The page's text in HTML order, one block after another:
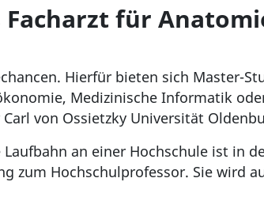
für
Hierfür bieten sich Master-
Medizinische Informatik
von Ossietzky Universität
an einer Hochschule ist in
Hochschulprofessor. Sie wird